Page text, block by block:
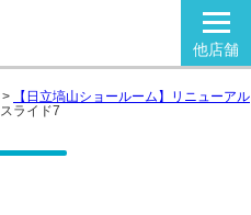
他店舗
>
【日立塙山ショールーム】リニューアル
スライド7